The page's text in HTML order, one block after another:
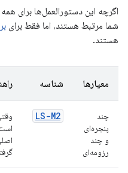
اگرچه این دستورالعمل‌ها برای
شما مرتبط هستند، اما فقط برای
هستند.
معیارها شناسه
چند
پنجره‌ای
و چند
رزومه‌ای
LS-M2